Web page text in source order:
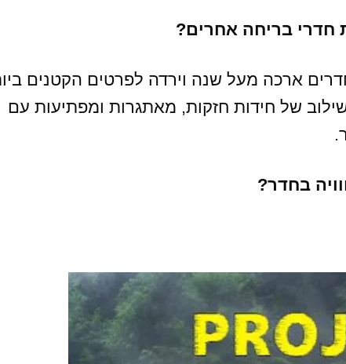
בריחה אחרים?
ארכה מעל שנה וירדה לפרטים הקטנים
של חידות חזקות, מאתגרות ומפתיעות עם
בחדר?